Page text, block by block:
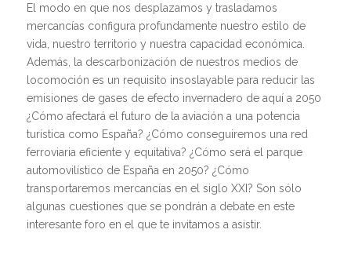
El modo en que nos desplazamos y trasladamos
mercancías configura profundamente nuestro estilo de
vida, nuestro territorio y nuestra capacidad económica.
Además, la descarbonización de nuestros medios de
locomoción es un requisito insoslayable para reducir las
emisiones de gases de efecto invernadero de aquí a 2050
¿Cómo afectará el futuro de la aviación a una potencia
turística como España? ¿Cómo conseguiremos una red
ferroviaria eficiente y equitativa? ¿Cómo será el parque
automovilístico de España en 2050? ¿Cómo
transportaremos mercancías en el siglo XXI? Son sólo
algunas cuestiones que se pondrán a debate en este
interesante foro en el que te invitamos a asistir.